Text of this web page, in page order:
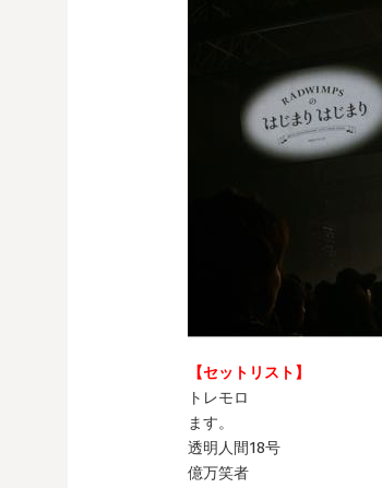
【セットリスト】
トレモロ
ます。
透明人間18号
億万笑者